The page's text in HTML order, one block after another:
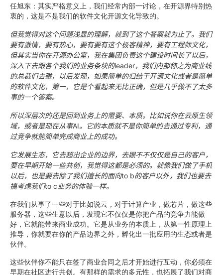
任旭东：其实严格意义上，我们经常内部一讨论，在开源界特别热
衷的，这是不是我们的软件文化开源文化导致的。
但我觉得对这个问题浅显的理解，就到了这个答案就为止了。我们
要有激情，要有热心，要有要有这个极客精神，要有工程师文化，
但其实当你在开源办公室，我在集团负责这个建设时间长了以后，
深入下去跟各个我们的业务条块的leader，我们内部称之为商业线
的总裁们去碰，以后发现，如果简单的归结于开源文化或者是简单
的软件文化，第一，它是个看起来无比正确，但是几乎做不了太多
事的一个答案。
所以深层次的还是回到业务上的需要、本质。比如说你在云原生领
域，或者是现在从事AI。它的本质就不是你简单的去通过专利，通
过竞争就能简单完成商业上的成功。
它发展生态，它去超出企业的边界，去跟不不仅仅是自己的客户，
要在早期开始一些共创，我觉得这都是必须的。就像我们做了手机
以后，也是要去除了我们擅长的面向to b的客户以外，我们也要去
搞考虑我们to c 业务的体验一样。
在我们从事了一些对于比如说云，对于计算产业，做芯片，做这些
服务器，这些生意以后，发现它不仅仅是你把产品的竞争力能做
好，它就能带来商业成功。它是从业务的本质上，从第一性原理上
推导，你就要在你的产品边界之外，孵化出一批应用的生态或者是
伙伴。
这些伙伴你不能只在签了商业合同之后才开始进行互动，你必须在
早期在社区进行共创。有那样的需求的多元性，也拓展了我们对商